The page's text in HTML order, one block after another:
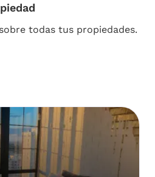
todas tus propiedades.